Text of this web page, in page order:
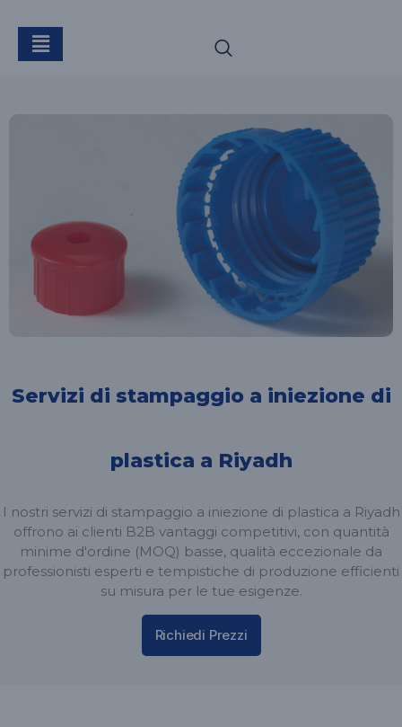
Servizi di stampaggio a iniezione di
plastica a Riyadh
I nostri servizi di stampaggio a iniezione di plastica a Riyadh
offrono ai clienti B2B vantaggi competitivi, con quantità
minime d'ordine (MOQ) basse, qualità eccezionale da
professionisti esperti e tempistiche di produzione efficienti
su misura per le tue esigenze.
Richiedi Prezzi